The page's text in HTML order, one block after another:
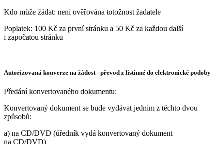
Kdo může žádat: není ověřována totožnost žadatele
Poplatek: 100 Kč za první stránku a 50 Kč za každou další
i započatou stránku
Autorizovaná konverze na žádost - převod z listinné do elektronické podoby
Předání konvertovaného dokumentu:
Konvertovaný dokument se bude vydávat jedním z těchto dvou
způsobů:
a) na CD/DVD (úředník vydá konvertovaný dokument
na CD/DVD)